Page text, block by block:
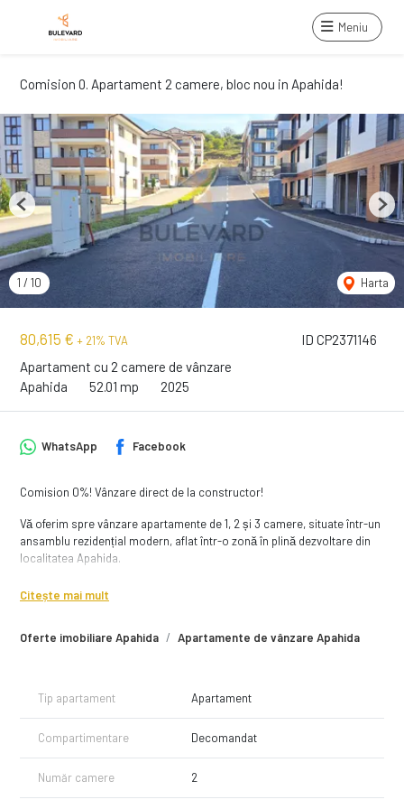
Meniu
Comision 0. Apartament 2 camere, bloc nou in Apahida!
ID CP2371146
80,615 € + 21% TVA
Apartament cu 2 camere de vânzare
Apahida
52.01 mp 2025
1 / 10 Harta
Previous Next
Oferte imobiliare Apahida Apartamente de vânzare Apahida
WhatsApp Facebook
Comision 0%! Vânzare direct de la constructor!
Vă oferim spre vânzare apartamente de 1, 2 și 3 camere, situate într-un
ansamblu rezidențial modern, aflat într-o zonă în plină dezvoltare din
localitatea Apahida.
Ansamblul este poziționat la doar 5 km de Aeroportul Internațional
Avram Iancu din Cluj-Napoca și beneficiază de acces rapid către
pentru un trai confortabil.
Ansamblul rezidențial impresionează prin arhitectura sa modernă și
calitatea materialelor utilizate. Acesta oferă apartamente de 1, 2 și 3
camere, cu suprafețe cuprinse între 37 și 75 mp, unele dintre ele
dispunând de terase generoase.
Citește mai mult
Tip apartament Apartament
Compartimentare Decomandat
Număr camere 2